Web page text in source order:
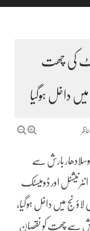
کی چھت
داخل ہوگیا
بارش سے
اور ڈومیسٹک
میں داخل ہوگیا،
سے چھت کو نقصان